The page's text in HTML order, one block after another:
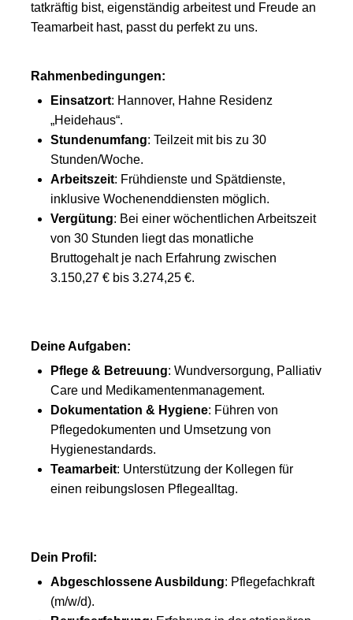
tatkräftig bist, eigenständig arbeitest und Freude an
Teamarbeit hast, passt du perfekt zu uns.
Rahmenbedingungen:
Einsatzort: Hannover, Hahne Residenz
„Heidehaus“.
Stundenumfang: Teilzeit mit bis zu 30
Stunden/Woche.
Arbeitszeit: Frühdienste und Spätdienste,
inklusive Wochenenddiensten möglich.
Vergütung: Bei einer wöchentlichen Arbeitszeit
von 30 Stunden liegt das monatliche
Bruttogehalt je nach Erfahrung zwischen
3.150,27 € bis 3.274,25 €.
Deine Aufgaben:
Pflege & Betreuung: Wundversorgung, Palliativ
Care und Medikamentenmanagement.
Dokumentation & Hygiene: Führen von
Pflegedokumenten und Umsetzung von
Hygienestandards.
Teamarbeit: Unterstützung der Kollegen für
einen reibungslosen Pflegealltag.
Dein Profil:
Abgeschlossene Ausbildung: Pflegefachkraft
(m/w/d).